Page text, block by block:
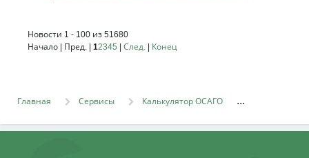
Новости 1 - 100 из 51680
Начало | Пред. | 12345 | След. | Конец
Главная Сервисы Калькулятор ОСАГО